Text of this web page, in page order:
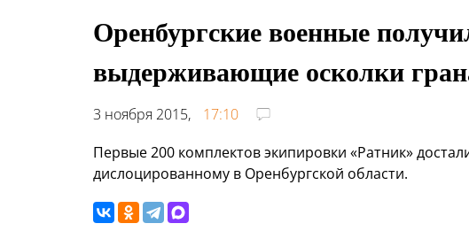
Оренбургские военные
выдерживающие осколки
3 ноября 2015,
17:10
Первые 200 комплектов экипировки «Ратник»
дислоцированному в Оренбургской области.